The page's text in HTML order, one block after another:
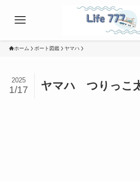
ホーム ボート図鑑 ヤマハ
ヤマハ つりっこ
2025
1/17